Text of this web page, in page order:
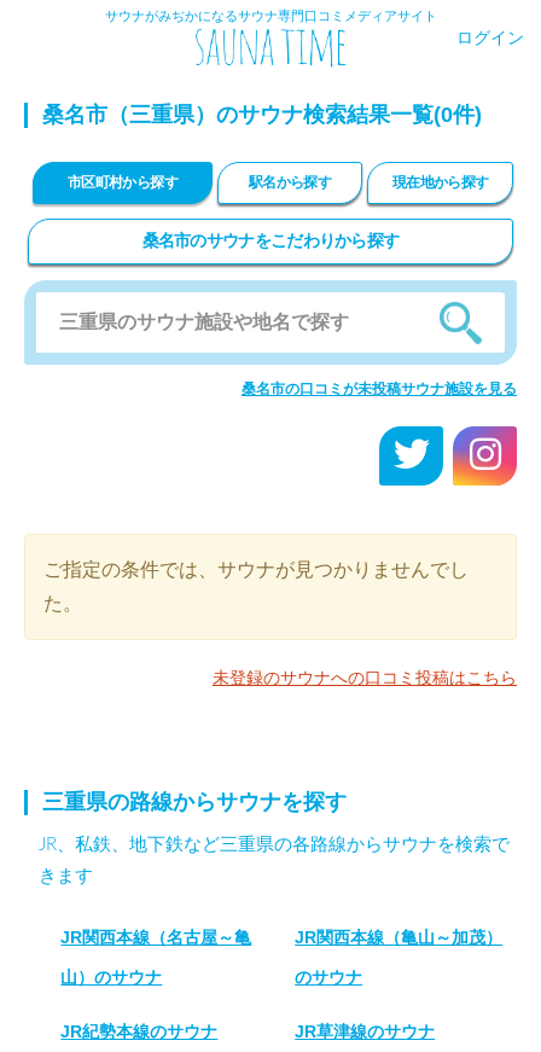
サウナがみぢかになるサウナ専門口コミメディアサイト
ログイン
桑名市（三重県）のサウナ検索結果一覧(0件)
市区町村から探す 駅名から探す 現在地から探す
桑名市のサウナをこだわりから探す
桑名市の口コミが未投稿サウナ施設を見る
ご指定の条件では、サウナが見つかりませんでし
た。
未登録のサウナへの口コミ投稿はこちら
三重県の路線からサウナを探す
JR、私鉄、地下鉄など三重県の各路線からサウナを検索で
きます
JR関西本線（名古屋～亀
山）のサウナ
JR関西本線（亀山～加茂）
のサウナ
JR紀勢本線のサウナ JR草津線のサウナ